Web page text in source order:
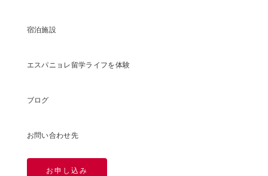
宿泊施設
エスパニョレ留学ライフを体験
ブログ
お問い合わせ先
お申し込み